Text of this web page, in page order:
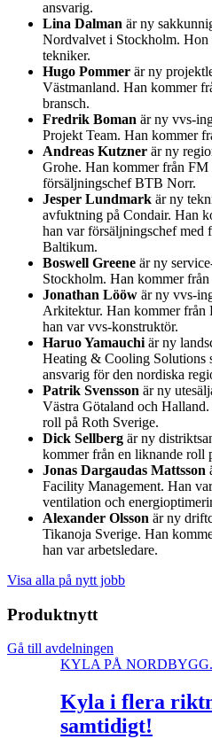
ansvarig.
Lina Dalman är ny
Nordvalvet i Stockholm. Hon
tekniker.
Hugo Pommer är ny
Västmanland. Han kommer
bransch.
Fredrik Boman är ny vvs-
Projekt Team. Han kommer
Andreas Kutzner är ny
Grohe. Han kommer från
försäljningschef BTB Norr.
Jesper Lundmark är ny
avfuktning på Condair. Han
han var försäljningschef med
Baltikum.
Boswell Greene är ny
Stockholm. Han kommer från
Jonathan Lööw är ny vvs-
Arkitektur. Han kommer från
han var vvs-konstruktör.
Haruo Yamauchi är ny
Heating & Cooling Solutions
ansvarig för den nordiska
Patrik Svensson är ny
Västra Götaland och
roll på Roth Sverige.
Dick Sellberg är ny
kommer från en liknande roll
Jonas Dargaudas Mattsson
Facility Management. Han
ventilation och
Alexander Olsson är ny
Tikanoja Sverige. Han
han var arbetsledare.
Visa alla på nytt jobb
Produktnytt
Gå till avdelningen
KYLA PÅ NORDBYGG.
Kyla i flera
samtidigt!